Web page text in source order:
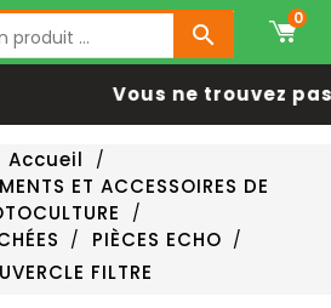

0
Vous ne trouvez
Accueil
ET ACCESSOIRES DE
PIÈCES ECHO
FILTRE